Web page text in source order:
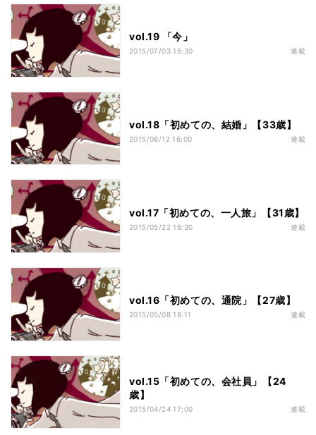
vol.19 「今」
2015/07/03 16:30 連載
vol.18「初めての、結婚」【33歳】
2015/06/12 16:00 連載
vol.17「初めての、一人旅」【31歳】
2015/05/22 16:30 連載
vol.16「初めての、通院」【27歳】
2015/05/08 18:11 連載
vol.15「初めての、会社員」【24
歳】
2015/04/24 17:00 連載